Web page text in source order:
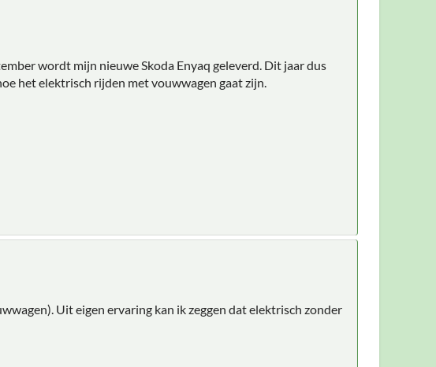
wordt mijn nieuwe Skoda Enyaq geleverd. Dit jaar dus
het elektrisch rijden met vouwwagen gaat zijn.
Uit eigen ervaring kan ik zeggen dat elektrisch zonder